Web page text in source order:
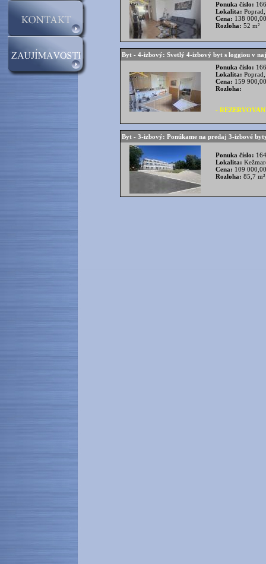
Ponuka číslo:
Lokalita:
Cena: 138
Rozloha: 52 m²
Byt - 4-izbový: Svetlý 4-izbový byt s loggiou v
Ponuka číslo:
Lokalita:
Cena: 159
Rozloha:
-
Byt - 3-izbový: Ponúkame na predaj 3-izbové
Ponuka číslo:
Lokalita:
Cena: 109
Rozloha: 85,7 m²